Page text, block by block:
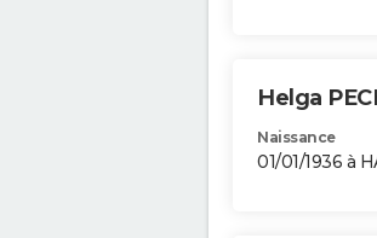
Helga
Naissance
01/01/1936 à